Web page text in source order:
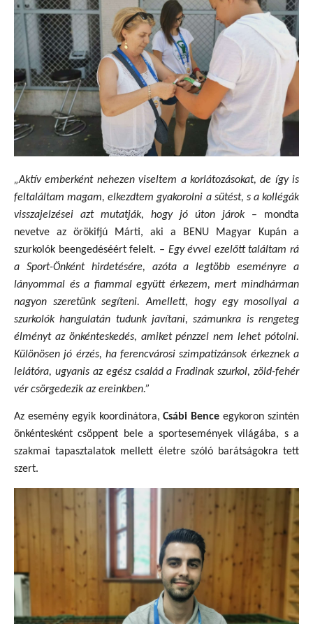
„Aktív emberként nehezen viseltem a korlátozásokat, de így is
feltaláltam magam, elkezdtem gyakorolni a sütést, s a kollégák
visszajelzései azt mutatják, hogy jó úton járok – mondta
nevetve az örökifjú Márti, aki a BENU Magyar Kupán a
szurkolók beengedéséért felelt. – Egy évvel ezelőtt találtam rá
a Sport-Önként hirdetésére, azóta a legtöbb eseményre a
lányommal és a fiammal együtt érkezem, mert mindhárman
nagyon szeretünk segíteni. Amellett, hogy egy mosollyal a
szurkolók hangulatán tudunk javítani, számunkra is rengeteg
élményt az önkénteskedés, amiket pénzzel nem lehet pótolni.
Különösen jó érzés, ha ferencvárosi szimpatizánsok érkeznek a
lelátóra, ugyanis az egész család a Fradinak szurkol, zöld-fehér
vér csörgedezik az ereinkben.”
Az esemény egyik koordinátora,Csábi Bence egykoron szintén
önkéntesként csöppent bele a sportesemények világába, s a
szakmai tapasztalatok mellett életre szóló barátságokra tett
szert.